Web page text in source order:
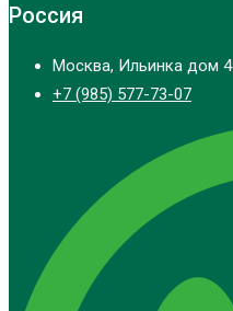
Россия
Москва, Ильинка дом 4
+7 (985) 577-73-07